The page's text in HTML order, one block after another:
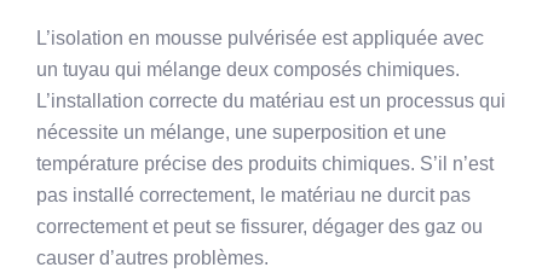
L’isolation en mousse pulvérisée est appliquée avec
un tuyau qui mélange deux composés chimiques.
L’installation correcte du matériau est un processus qui
nécessite un mélange, une superposition et une
température précise des produits chimiques. S’il n’est
pas installé correctement, le matériau ne durcit pas
correctement et peut se fissurer, dégager des gaz ou
causer d’autres problèmes.